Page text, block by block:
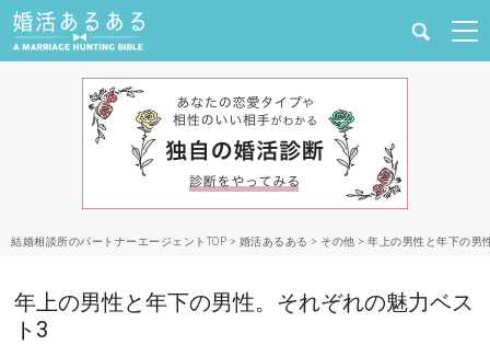
婚活と結婚
合コン・街コン
結婚相談所のパートナーエージェントTOP > 婚活あるある > その他 > 年上の男性と年下の男
年上の男性と年下の男性。それぞれの魅力ベス
ト3